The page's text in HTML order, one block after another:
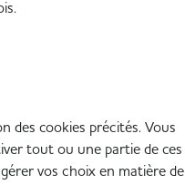
des cookies précités. Vous
tout ou une partie de ces
vos choix en matière de